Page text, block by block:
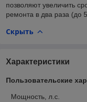
позволяют увеличить
ремонта в два раза (до
Скрыть
Характеристики
Пользовательские
Мощность, л.с.